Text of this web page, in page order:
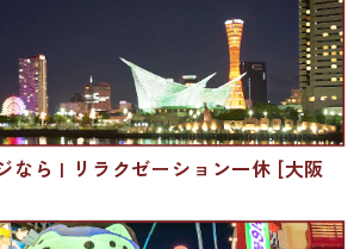
なら | リラクゼーション一休 [大阪